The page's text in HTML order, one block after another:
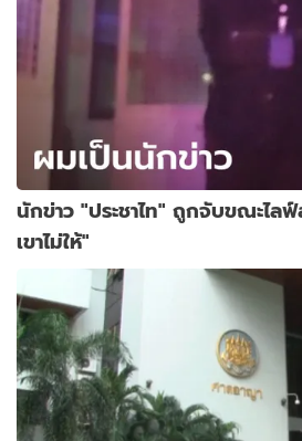
นักข่าว "ประชาไท" ถูกจับขณะไล
เขาไม่ให้"